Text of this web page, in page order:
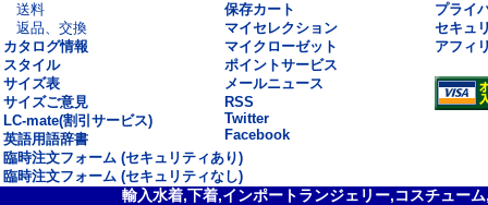
送料
返品、交換
カタログ情報
スタイル
サイズ表
サイズご意見
LC-mate(割引サービス)
英語用語辞書
保存カート
マイセレクション
マイクローゼット
ポイントサービス
メールニュース
RSS
Twitter
Facebook
プライ
セキュ
アフィ
臨時注文フォーム (セキュリティあり)
臨時注文フォーム (セキュリティなし)
輸入水着,下着,インポートランジェリー,コスチュー